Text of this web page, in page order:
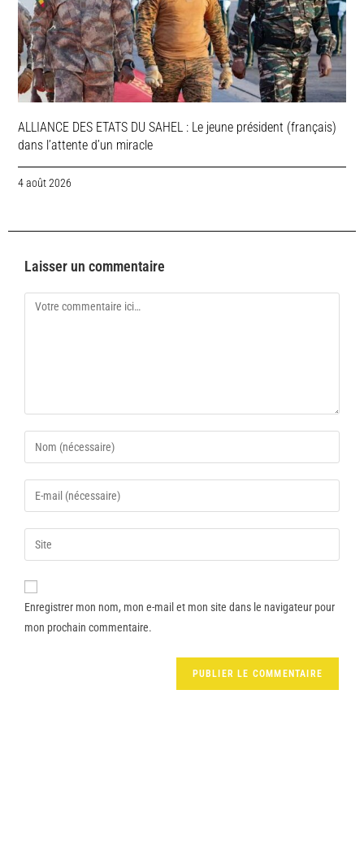
ALLIANCE DES ETATS DU SAHEL : Le jeune président (français)
dans l’attente d’un miracle
4 août 2026
Laisser un commentaire
Enregistrer mon nom, mon e-mail et mon site dans le navigateur pour
mon prochain commentaire.